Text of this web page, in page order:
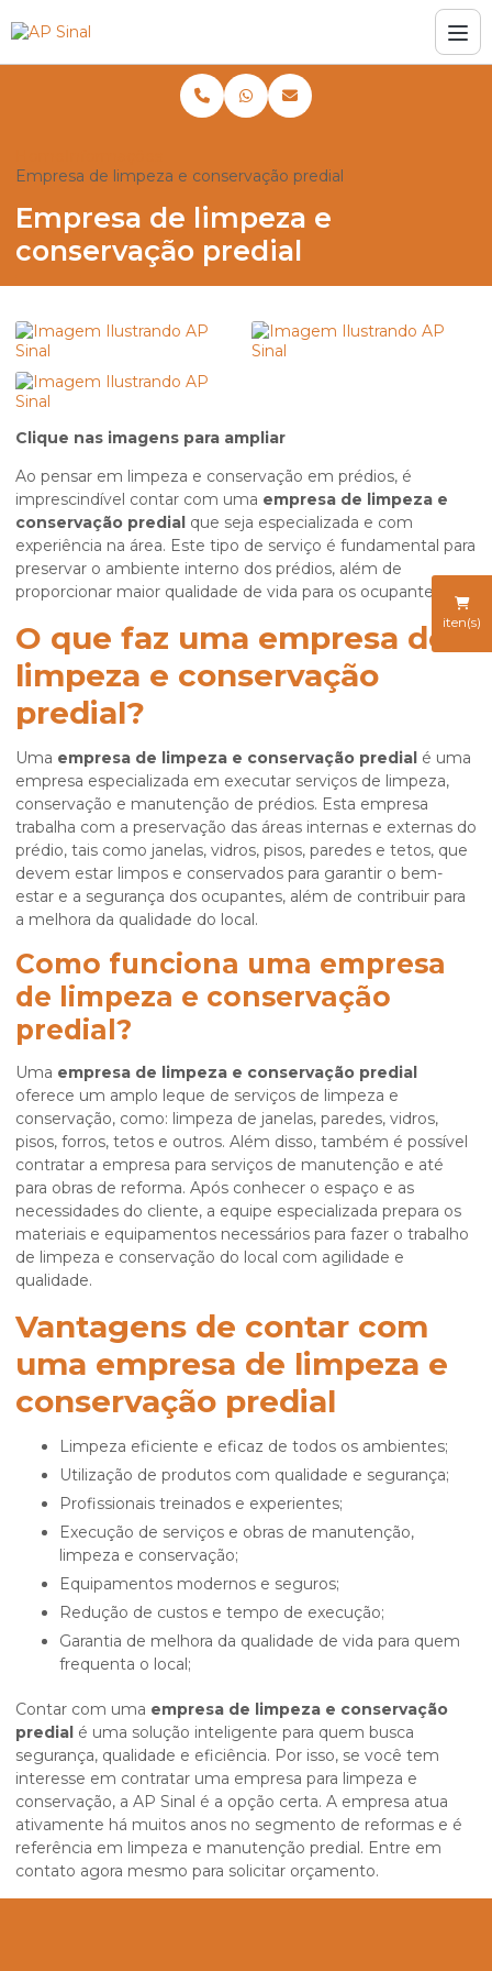
iten(s)
Empresa de limpeza e conservação predial
Empresa de limpeza e
conservação predial
Clique nas imagens para ampliar
Ao pensar em limpeza e conservação em prédios, é
imprescindível contar com uma empresa de limpeza e
conservação predial que seja especializada e com
experiência na área. Este tipo de serviço é fundamental para
preservar o ambiente interno dos prédios, além de
proporcionar maior qualidade de vida para os ocupantes.
O que faz uma empresa de
limpeza e conservação
predial?
Uma empresa de limpeza e conservação predial é uma
empresa especializada em executar serviços de limpeza,
conservação e manutenção de prédios. Esta empresa
trabalha com a preservação das áreas internas e externas do
prédio, tais como janelas, vidros, pisos, paredes e tetos, que
devem estar limpos e conservados para garantir o bem-
estar e a segurança dos ocupantes, além de contribuir para
a melhora da qualidade do local.
Como funciona uma empresa
de limpeza e conservação
predial?
Uma empresa de limpeza e conservação predial
oferece um amplo leque de serviços de limpeza e
conservação, como: limpeza de janelas, paredes, vidros,
pisos, forros, tetos e outros. Além disso, também é possível
contratar a empresa para serviços de manutenção e até
para obras de reforma. Após conhecer o espaço e as
necessidades do cliente, a equipe especializada prepara os
materiais e equipamentos necessários para fazer o trabalho
de limpeza e conservação do local com agilidade e
qualidade.
Vantagens de contar com
uma empresa de limpeza e
conservação predial
Limpeza eficiente e eficaz de todos os ambientes;
Utilização de produtos com qualidade e segurança;
Profissionais treinados e experientes;
Execução de serviços e obras de manutenção,
limpeza e conservação;
Equipamentos modernos e seguros;
Redução de custos e tempo de execução;
Garantia de melhora da qualidade de vida para quem
frequenta o local;
Contar com uma empresa de limpeza e conservação
predial é uma solução inteligente para quem busca
segurança, qualidade e eficiência. Por isso, se você tem
interesse em contratar uma empresa para limpeza e
conservação, a AP Sinal é a opção certa. A empresa atua
ativamente há muitos anos no segmento de reformas e é
referência em limpeza e manutenção predial. Entre em
contato agora mesmo para solicitar orçamento.